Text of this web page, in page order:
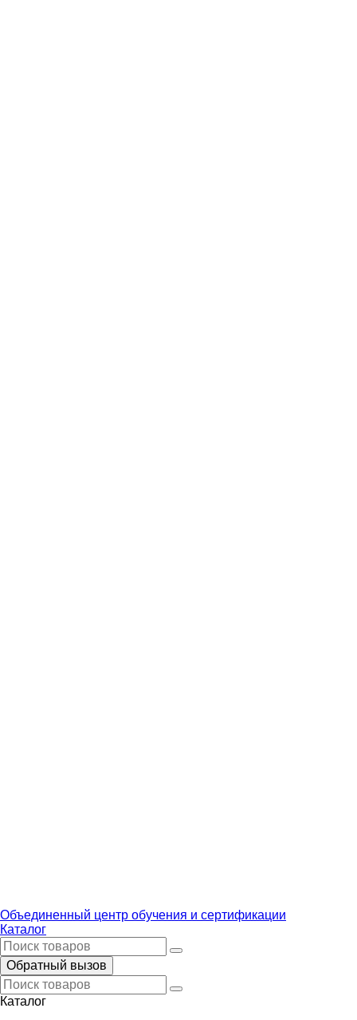
Объединенный центр обучения и сертификации
Каталог
Обратный вызов
Каталог